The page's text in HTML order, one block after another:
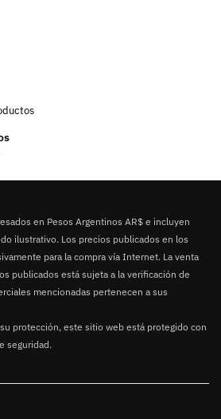
en Pesos Argentinos AR$ e incluyen
ilustrativo. Los precios publicados en los
para la compra vía Internet. La venta
publicados está sujeta a la verificación de
mencionadas pertenecen a sus
protección, este sitio web está protegido con
seguridad.